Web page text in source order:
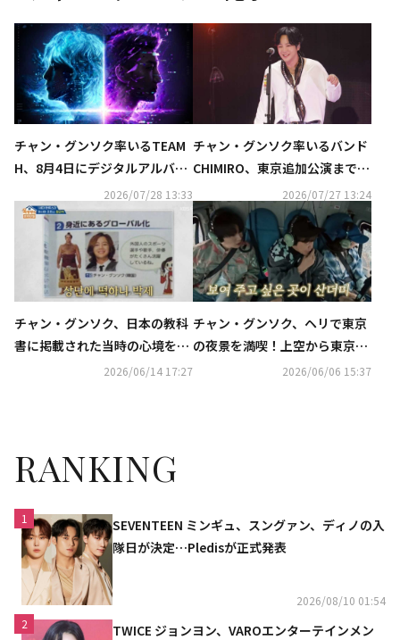
チャン・グンソク率いるTEAM
H、8月4日にデジタルアルバム
「DAWN AFTER DARK」配信リ
リース決定
2026/07/28 13:33
チャン・グンソク率いるバンド
CHIMIRO、東京追加公演まで完
走！TEAM HのZepp Haneda公
演も決定
2026/07/27 13:24
チャン・グンソク、日本の教科
書に掲載された当時の心境を告
白「信じられなかった」
2026/06/14 17:27
チャン・グンソク、ヘリで東京
の夜景を満喫！上空から東京ド
ームを紹介も…アン・ジェヒョ
2026/06/06 15:37
RANKING
1
SEVENTEEN ミンギュ、スングァン、ディノの入
隊日が決定…Pledisが正式発表
2026/08/10 01:54
2
TWICE ジョンヨン、VAROエンターテインメン